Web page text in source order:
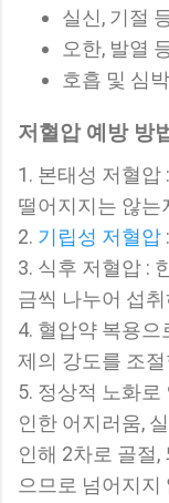
실신, 기절
오한, 발열
호흡 및 심
저혈압 예방 방
1. 본태성 저혈압
떨어지지는 않는
2. 기립성 저혈압
3. 식후 저혈압 :
금씩 나누어 섭
4. 혈압약 복용으
제의 강도를 조
5. 정상적 노화로
인한 어지러움,
인해 2차로 골절,
으므로 넘어지지